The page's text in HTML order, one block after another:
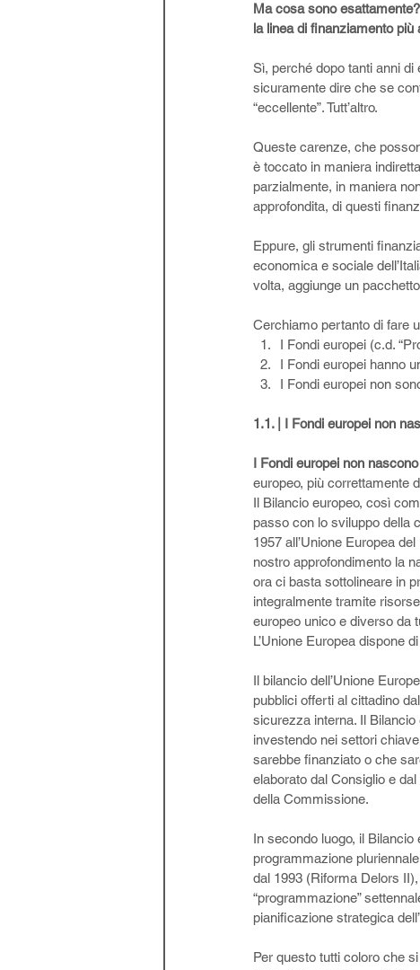
Ma cosa sono
la linea di finanziamento più
Sì, perché dopo tanti anni
sicuramente dire che se
“eccellente”. Tutt’altro.
Queste carenze, che
è toccato in maniera
parzialmente, in maniera
approfondita, di questi
Eppure, gli strumenti
economica e sociale
volta, aggiunge un
Cerchiamo pertanto di fare
I Fondi europei (c.d.
I Fondi europei hanno
I Fondi europei non
1.1. | I Fondi europei non
I Fondi europei non
europeo, più correttamente
Il Bilancio europeo, così
passo con lo sviluppo della
1957 all’Unione Europea
nostro approfondimento la
ora ci basta sottolineare in
integralmente tramite
europeo unico e diverso da
L’Unione Europea dispone
Il bilancio dell’Unione
pubblici offerti al cittadino
sicurezza interna. Il
investendo nei settori
sarebbe finanziato o che
elaborato dal Consiglio e
della Commissione.
In secondo luogo, il
programmazione
dal 1993 (Riforma Delors
“programmazione”
pianificazione strategica
Per questo tutti coloro che